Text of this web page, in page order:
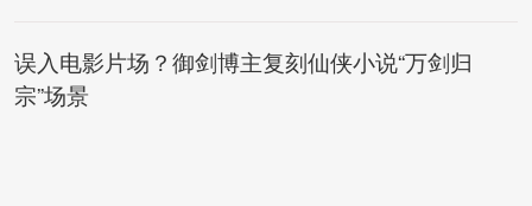
误入电影片场？御剑博主复刻仙侠小说“万剑归
宗”场景